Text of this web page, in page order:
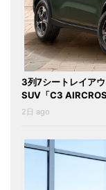
3列7シートレイア
SUV「C3
2日 ago